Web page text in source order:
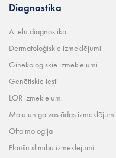
Diagnostika
Attēlu diagnostika
Dermatoloģiskie izmeklējumi
Ginekoloģiskie izmeklējumi
Ģenētiskie testi
LOR izmeklējumi
Matu un galvas ādas izmeklējumi
Oftalmoloģija
Plaušu slimību izmeklējumi